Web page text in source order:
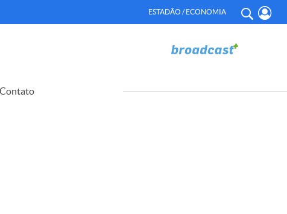
ESTADÃO / ECONOMIA
Contato